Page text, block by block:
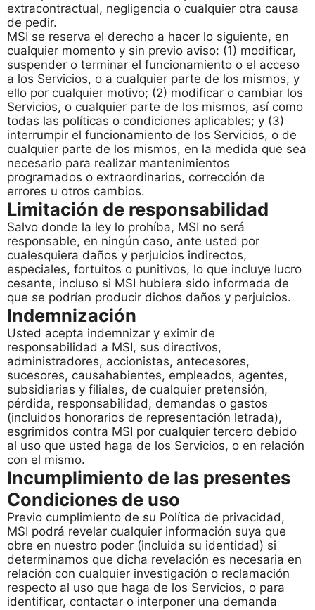
extracontractual, negligencia o cualquier otra causa
de pedir.
MSI se reserva el derecho a hacer lo siguiente, en
cualquier momento y sin previo aviso: (1) modificar,
suspender o terminar el funcionamiento o el acceso
a los Servicios, o a cualquier parte de los mismos, y
ello por cualquier motivo; (2) modificar o cambiar los
Servicios, o cualquier parte de los mismos, así como
todas las políticas o condiciones aplicables; y (3)
interrumpir el funcionamiento de los Servicios, o de
cualquier parte de los mismos, en la medida que sea
necesario para realizar mantenimientos
programados o extraordinarios, corrección de
errores u otros cambios.
Limitación de responsabilidad
Salvo donde la ley lo prohíba, MSI no será
responsable, en ningún caso, ante usted por
cualesquiera daños y perjuicios indirectos,
especiales, fortuitos o punitivos, lo que incluye lucro
cesante, incluso si MSI hubiera sido informada de
que se podrían producir dichos daños y perjuicios.
Indemnización
Usted acepta indemnizar y eximir de
responsabilidad a MSI, sus directivos,
administradores, accionistas, antecesores,
sucesores, causahabientes, empleados, agentes,
subsidiarias y filiales, de cualquier pretensión,
pérdida, responsabilidad, demandas o gastos
(incluidos honorarios de representación letrada),
esgrimidos contra MSI por cualquier tercero debido
al uso que usted haga de los Servicios, o en relación
con el mismo.
Incumplimiento de las presentes
Condiciones de uso
Previo cumplimiento de su Política de privacidad,
MSI podrá revelar cualquier información suya que
obre en nuestro poder (incluida su identidad) si
determinamos que dicha revelación es necesaria en
relación con cualquier investigación o reclamación
respecto al uso que haga de los Servicios, o para
identificar, contactar o interponer una demanda